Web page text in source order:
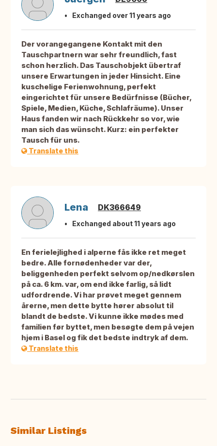
Exchanged over 11 years ago
Der vorangegangene Kontakt mit den
Tauschpartnern war sehr freundlich, fast
schon herzlich. Das Tauschobjekt übertraf
unsere Erwartungen in jeder Hinsicht. Eine
kuschelige Ferienwohnung, perfekt
eingerichtet für unsere Bedürfnisse (Bücher,
Spiele, Medien, Küche, Schlafräume). Unser
Haus fanden wir nach Rückkehr so vor, wie
man sich das wünscht. Kurz: ein perfekter
Tausch für uns.
Translate this
Lena DK366649
Exchanged about 11 years ago
En ferielejlighed i alperne fås ikke ret meget
bedre. Alle fornødenheder var der,
beliggenheden perfekt selvom op/nedkørslen
på ca. 6 km. var, om end ikke farlig, så lidt
udfordrende. Vi har prøvet meget gennem
årerne, men dette bytte hører absolut til
blandt de bedste. Vi kunne ikke mødes med
familien før byttet, men besøgte dem på vejen
hjem i Basel og fik det bedste indtryk af dem.
Translate this
Similar Listings